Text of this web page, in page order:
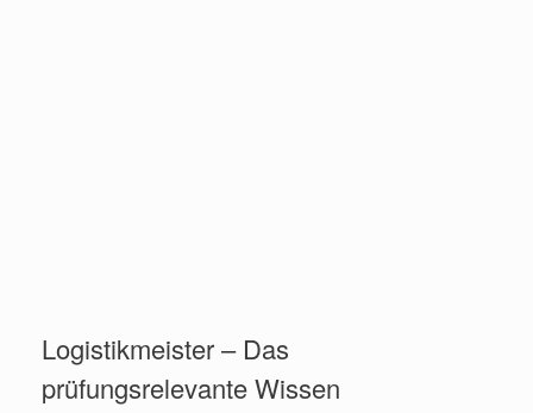
Logistikmeister – Das
prüfungsrelevante Wissen